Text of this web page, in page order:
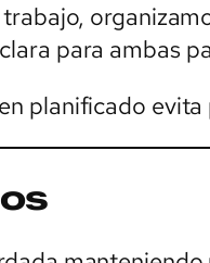
para ambas
planificado